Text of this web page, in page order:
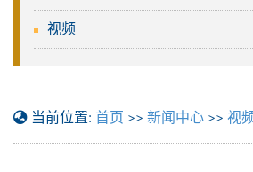
视频
当前位置: 首页 >> 新闻中心 >> 视